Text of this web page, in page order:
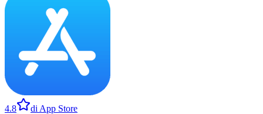
4.8 di App Store